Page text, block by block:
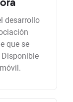
desarrollo
que se